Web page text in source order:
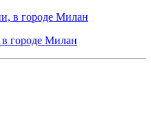
городе Милан